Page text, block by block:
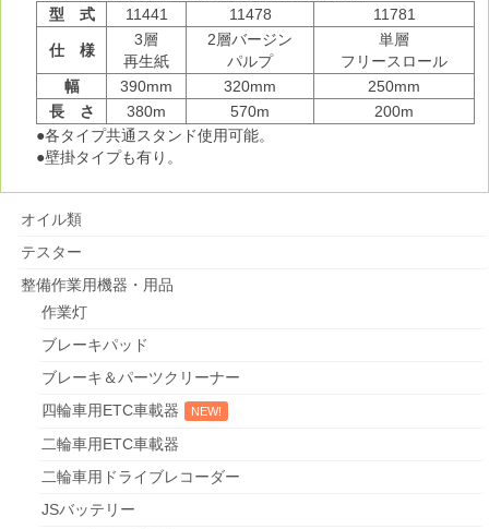
ガルフオイル
JSオイル
グリース
テスター
タイヤ
ミシュランタイヤ サマーカタログ2022
ミシュランタイヤ ウィンターカタログ2022
ハンコックタイヤ
洗剤・洗車用タオル
てんけんくんLEDサインポール
型 式
11441 11478 11781
仕 様
3層
再生紙
2層バージン
パルプ
単層
フリースロール
幅
390mm 320mm
250mm
長 さ
380m 570m
200m
各タイプ共通スタンド使用可能。
壁掛タイプも有り。
オイル類
テスター
整備作業用機器・用品
作業灯
ブレーキパッド
ブレーキ＆パーツクリーナー
四輪車用ETC車載器
二輪車用ETC車載器
二輪車用ドライブレコーダー
JSバッテリー